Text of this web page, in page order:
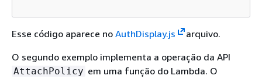
Esse código aparece no AuthDisplay.js
arquivo.
O segundo exemplo implementa a operação da API
AttachPolicy em uma função do Lambda. O